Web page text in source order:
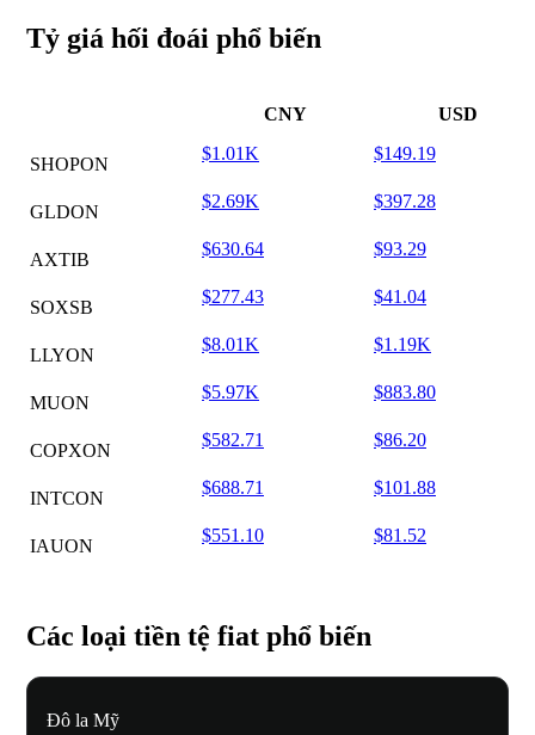
Tỷ giá hối đoái phổ biến
CNY USD
SHOPON
$1.01K $149.19
GLDON
$2.69K $397.28
AXTIB
$630.64 $93.29
SOXSB
$277.43 $41.04
LLYON
$8.01K $1.19K
MUON
$5.97K $883.80
COPXON
$582.71 $86.20
INTCON
$688.71 $101.88
IAUON
$551.10 $81.52
Các loại tiền tệ fiat phổ biến
Đô la Mỹ